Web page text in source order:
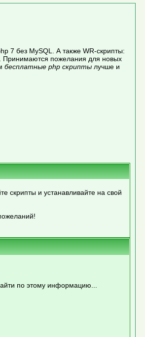
7 без MySQL. А также WR-скрипты:
Принимаются пожелания для новых
бесплатные php скриптылучше и
скрипты и устанавливайте на свой
по этому информацию...